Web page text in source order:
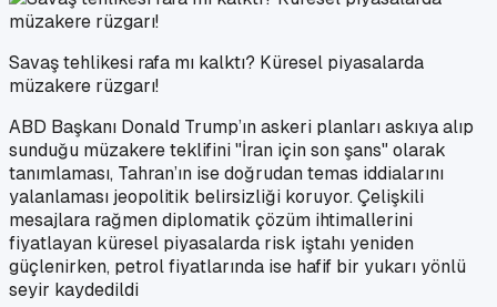
Savaş tehlikesi rafa mı kalktı? Küresel piyasalarda
müzakere rüzgarı!
ABD Başkanı Donald Trump’ın askeri planları askıya alıp
sunduğu müzakere teklifini "İran için son şans" olarak
tanımlaması, Tahran’ın ise doğrudan temas iddialarını
yalanlaması jeopolitik belirsizliği koruyor. Çelişkili
mesajlara rağmen diplomatik çözüm ihtimallerini
fiyatlayan küresel piyasalarda risk iştahı yeniden
güçlenirken, petrol fiyatlarında ise hafif bir yukarı yönlü
seyir kaydedildi